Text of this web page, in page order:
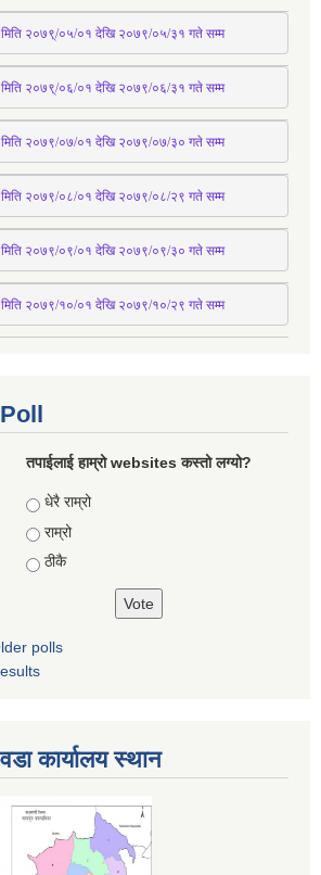
मिति २०७९्/०५/०१ देखि २०७९/०५/३१ गते सम्म
मिति २०७९्/०६/०१ देखि २०७९/०६/३१ गते सम्म
मिति २०७९/०७/०१ देखि २०७९/०७/३० गते सम्म
मिति २०७९/०८/०१ देखि २०७९/०८/२९ गते सम्म
मिति २०७९/०९/०१ देखि २०७९/०९/३० गते सम्म
मिति २०७९/१०/०१ देखि २०७९/१०/२९ गते सम्म
Poll
तपाईलाई हाम्रो websites कस्तो लग्यो?
Choices
धेरै राम्रो
राम्रो
ठीकै
polls
वडा कार्यालय स्थान